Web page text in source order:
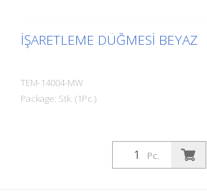
İŞARETLEME DÜĞMESI BEYAZ
TEM-14004-MW
Package: Stk. (1Pc.)
Pc.